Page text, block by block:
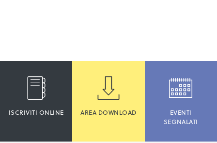
ISCRIVITI ONLINE AREA DOWNLOAD
EVENTI
SEGNALATI